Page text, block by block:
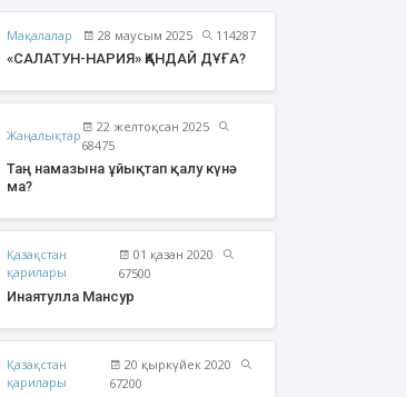
Әбішев Қуаныш
Мақалалар 28 маусым 2025
114287
«САЛАТУН-НАРИЯ» ҚАНДАЙ ДҰҒА?
Жаңалықтар
22 желтоқсан 2025
68475
Таң намазына ұйықтап қалу күнә
ма?
Қазақстан
қарилары
01 қазан 2020
67500
Инаятулла Мансур
Қазақстан
қарилары
20 қыркүйек 2020
67200